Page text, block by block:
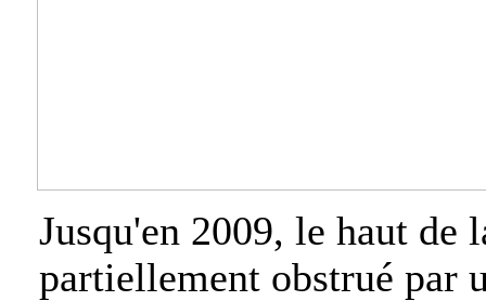
Jusqu'en 2009, le haut
partiellement obstrué par